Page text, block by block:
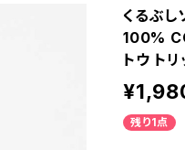
くるぶ
100%
トウ ト
残り1点